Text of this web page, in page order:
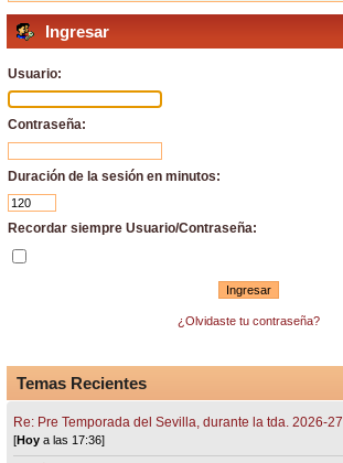
Ingresar
Usuario:
Contraseña:
Duración de la sesión en minutos:
Recordar siempre Usuario/Contraseña:
¿Olvidaste tu contraseña?
Temas Recientes
Re: Pre Temporada del Sevilla, durante la tda. 2026-27
[Hoy a las 17:36]